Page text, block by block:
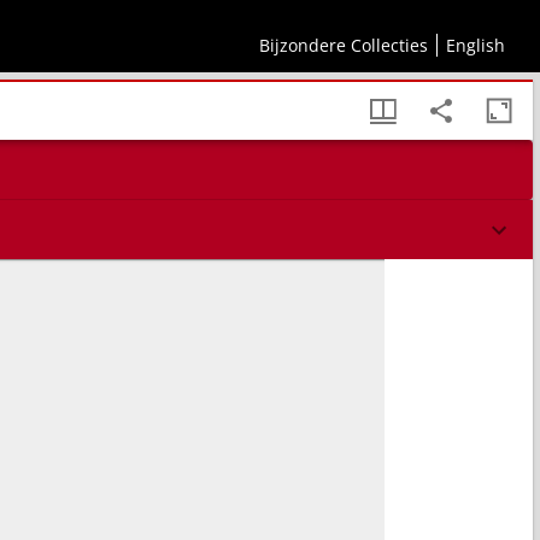
Bijzondere Collecties English